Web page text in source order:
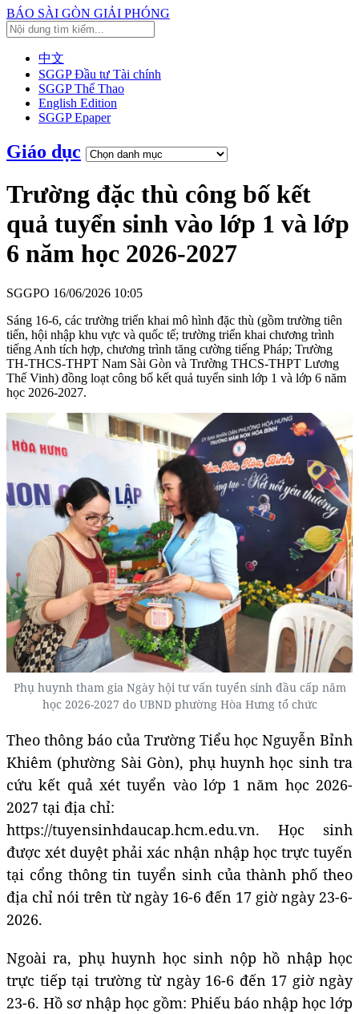
BÁO SÀI GÒN GIẢI PHÓNG
中文
SGGP Đầu tư Tài chính
SGGP Thể Thao
English Edition
SGGP Epaper
Giáo dục
Trường đặc thù công bố kết
quả tuyển sinh vào lớp 1 và lớp
6 năm học 2026-2027
SGGPO 16/06/2026 10:05
Sáng 16-6, các trường triển khai mô hình đặc thù (gồm trường tiên
tiến, hội nhập khu vực và quốc tế; trường triển khai chương trình
tiếng Anh tích hợp, chương trình tăng cường tiếng Pháp; Trường
TH-THCS-THPT Nam Sài Gòn và Trường THCS-THPT Lương
Thế Vinh) đồng loạt công bố kết quả tuyển sinh lớp 1 và lớp 6 năm
học 2026-2027.
Phụ huynh tham gia Ngày hội tư vấn tuyển sinh đầu cấp năm
học 2026-2027 do UBND phường Hòa Hưng tổ chức
Theo thông báo của Trường Tiểu học Nguyễn Bỉnh
Khiêm (phường Sài Gòn), phụ huynh học sinh tra
cứu kết quả xét tuyển vào lớp 1 năm học 2026-
2027 tại địa chỉ:
https://tuyensinhdaucap.hcm.edu.vn. Học sinh
được xét duyệt phải xác nhận nhập học trực tuyến
tại cổng thông tin tuyển sinh của thành phố theo
địa chỉ nói trên từ ngày 16-6 đến 17 giờ ngày 23-6-
2026.
Ngoài ra, phụ huynh học sinh nộp hồ nhập học
trực tiếp tại trường từ ngày 16-6 đến 17 giờ ngày
23-6. Hồ sơ nhập học gồm: Phiếu báo nhập học lớp